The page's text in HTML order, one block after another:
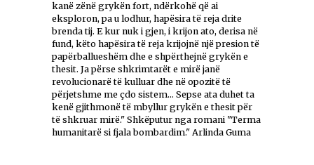
kanë zënë grykën fort, ndërkohë që ai
eksploron, pa u lodhur, hapësira të reja drite
brenda tij. E kur nuk i gjen, i krijon ato, derisa në
fund, këto hapësira të reja krijojnë një presion të
papërballueshëm dhe e shpërthejnë grykën e
thesit. Ja përse shkrimtarët e mirë janë
revolucionarë të kulluar dhe në opozitë të
përjetshme me çdo sistem... Sepse ata duhet ta
kenë gjithmonë të mbyllur grykën e thesit për
të shkruar mirë." Shkëputur nga romani "Terma
humanitarë si fjala bombardim." Arlinda Guma